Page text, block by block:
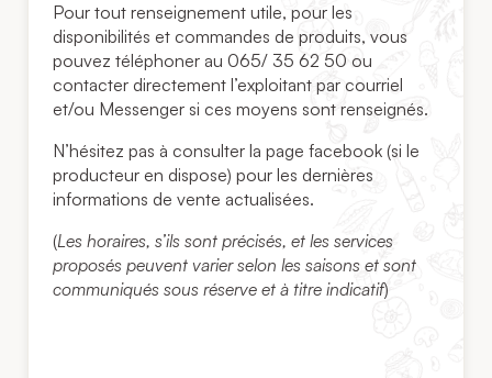
Pour tout renseignement utile, pour les
disponibilités et commandes de produits, vous
pouvez téléphoner au 065/ 35 62 50 ou
contacter directement l’exploitant par courriel
et/ou Messenger si ces moyens sont renseignés.
N’hésitez pas à consulter la page facebook (si le
producteur en dispose) pour les dernières
informations de vente actualisées.
(Les horaires, s’ils sont précisés, et les services
proposés peuvent varier selon les saisons et sont
communiqués sous réserve et à titre indicatif)